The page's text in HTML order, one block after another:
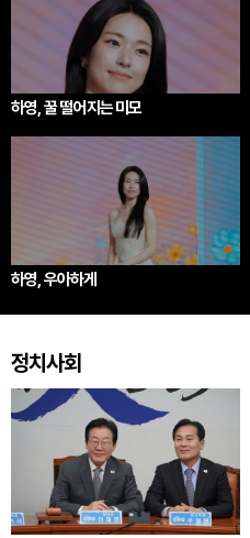
하영, 꿀 떨어지는 미모
하영, 우아하게
정치사회